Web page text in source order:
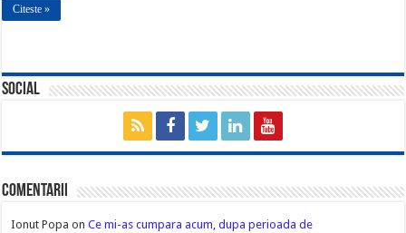
Citeste »
Social
Comentarii
Ionut Popa onCe mi-as cumpara acum, dupa perioada de